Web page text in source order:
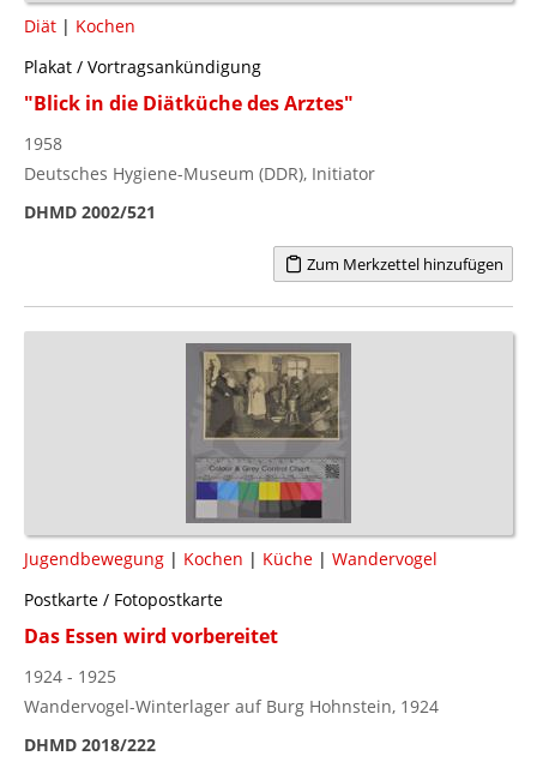
Diät | Kochen
Plakat / Vortragsankündigung
"Blick in die Diätküche des Arztes"
1958
Deutsches Hygiene-Museum (DDR), Initiator
DHMD 2002/521
Zum Merkzettel hinzufügen
Jugendbewegung | Kochen | Küche | Wandervogel
Postkarte / Fotopostkarte
Das Essen wird vorbereitet
1924 - 1925
Wandervogel-Winterlager auf Burg Hohnstein, 1924
DHMD 2018/222